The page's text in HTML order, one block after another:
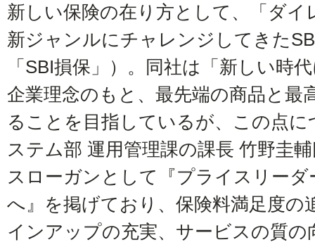
新しい保険の在り方として、「ダイ
新ジャンルにチャレンジしてきた
「SBI損保」）。同社は「新しい時
企業理念のもと、最先端の商品と最
ることを目指しているが、この点
ステム部 運用管理課の課長 竹野圭
スローガンとして『プライスリー
へ』を掲げており、保険料満足度の
インアップの充実、サービスの質